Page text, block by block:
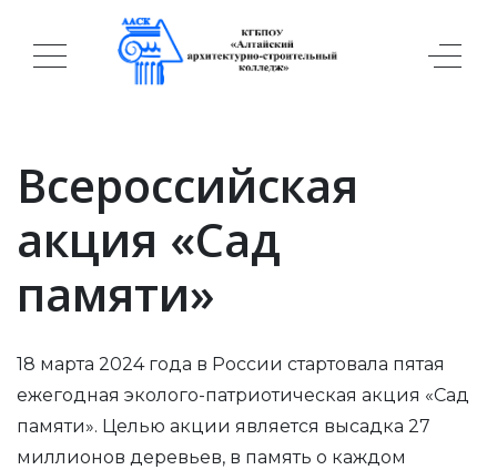
Всероссийская
акция «Сад
памяти»
18 марта 2024 года в России стартовала пятая
ежегодная эколого-патриотическая акция «Сад
памяти». Целью акции является высадка 27
миллионов деревьев, в память о каждом